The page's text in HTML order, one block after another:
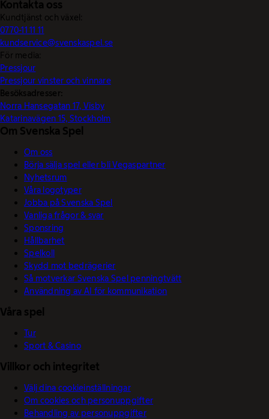
Kontakta oss
Kundtjänst och växel:
0770-11 11 11
kundservice@svenskaspel.se
För media:
Pressjour
Pressjour vinster och vinnare
Besöksadresser:
Norra Hansegatan 17, Visby
Katarinavägen 15, Stockholm
Om Svenska Spel
Om oss
Börja sälja spel eller bli Vegaspartner
Nyhetsrum
Våra logotyper
Jobba på Svenska Spel
Vanliga frågor & svar
Sponsring
Hållbarhet
Spelkoll
Skydd mot bedrägerier
Så motverkar Svenska Spel penningtvätt
Användning av AI för kommunikation
Våra spel
Tur
Sport & Casino
Villkor och integritet
Välj dina cookieinställningar
Om cookies och personuppgifter
Behandling av personuppgifter